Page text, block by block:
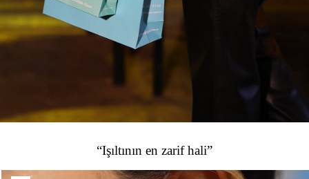
“Işıltının en zarif hali”